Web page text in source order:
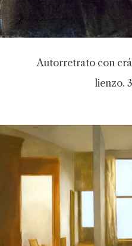
Autorretrato con
lienzo.